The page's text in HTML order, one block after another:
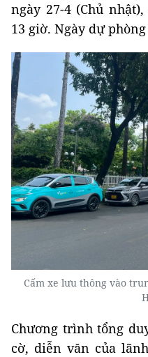
ngày 27-4 (Chủ
13 giờ. Ngày dự
Cấm xe lưu thông vào
Chương trình tổng
cờ, diễn văn của